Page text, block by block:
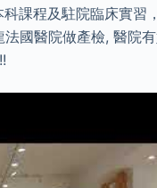
課程及駐院臨床實習
國醫院做產檢, 醫院